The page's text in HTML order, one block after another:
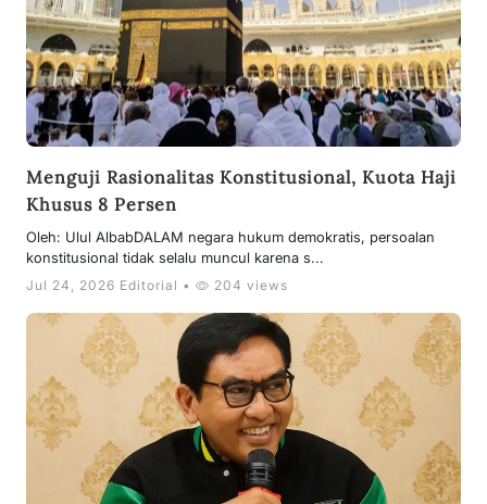
Menguji Rasionalitas Konstitusional, Kuota Haji
Khusus 8 Persen
Oleh: Ulul AlbabDALAM negara hukum demokratis, persoalan
konstitusional tidak selalu muncul karena s...
Jul 24, 2026 Editorial • 204 views